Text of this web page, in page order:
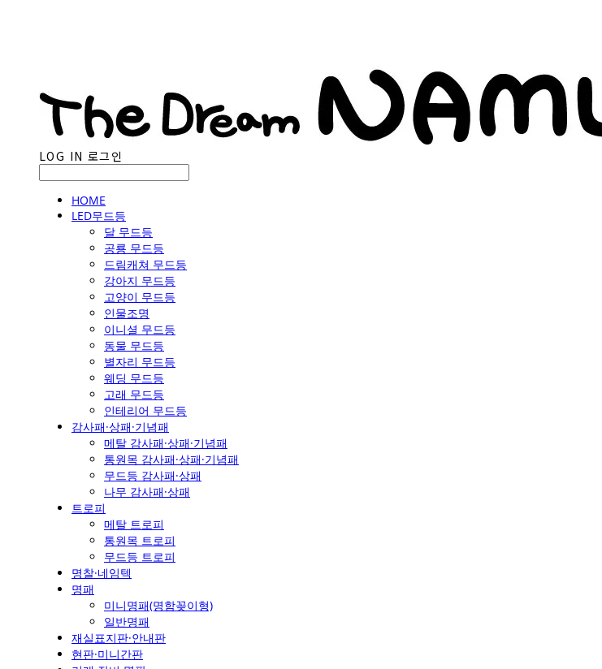
LOG IN 로그인
HOME
LED무드등
달 무드등
공룡 무드등
드림캐쳐 무드등
강아지 무드등
고양이 무드등
인물조명
이니셜 무드등
동물 무드등
별자리 무드등
웨딩 무드등
고래 무드등
인테리어 무드등
감사패·상패·기념패
메탈 감사패·상패·기념패
통원목 감사패·상패·기념패
무드등 감사패·상패
나무 감사패·상패
트로피
메탈 트로피
통원목 트로피
무드등 트로피
명찰·네임텍
명패
미니명패(명함꽂이형)
일반명패
재실표지판·안내판
현판·미니간판